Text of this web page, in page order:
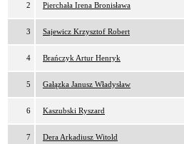
2 Pierchała Irena Bronisława
3 Sajewicz Krzysztof Robert
4 Brańczyk Artur Henryk
5 Gałązka Janusz Władysław
6 Kaszubski Ryszard
7 Dera Arkadiusz Witold